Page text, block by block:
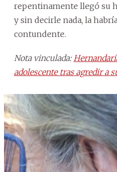
repentinamente llegó su
y sin decirle nada, la
contundente.
Nota vinculada:
adolescente tras agredir a